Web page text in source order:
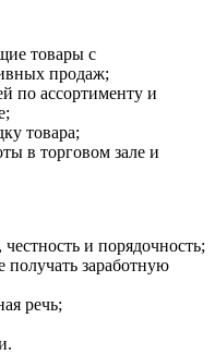
товары с
продаж;
по ассортименту и
товара;
в торговом зале и
и порядочность;
получать заработную
речь;